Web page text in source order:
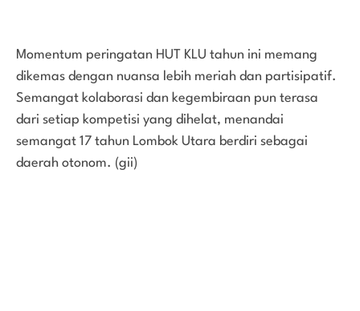
Momentum peringatan HUT KLU tahun ini memang
dikemas dengan nuansa lebih meriah dan partisipatif.
Semangat kolaborasi dan kegembiraan pun terasa
dari setiap kompetisi yang dihelat, menandai
semangat 17 tahun Lombok Utara berdiri sebagai
daerah otonom. (gii)